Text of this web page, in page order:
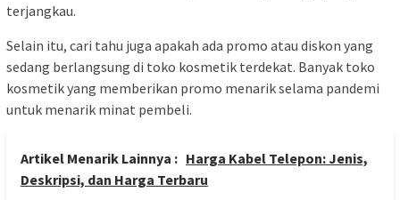
terjangkau.
Selain itu, cari tahu juga apakah ada promo atau diskon yang
sedang berlangsung di toko kosmetik terdekat. Banyak toko
kosmetik yang memberikan promo menarik selama pandemi
untuk menarik minat pembeli.
Artikel Menarik Lainnya : Harga Kabel Telepon: Jenis,
Deskripsi, dan Harga Terbaru